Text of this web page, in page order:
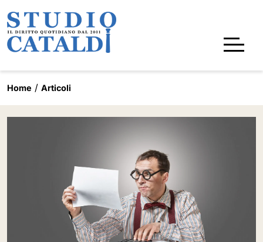
Home Articoli